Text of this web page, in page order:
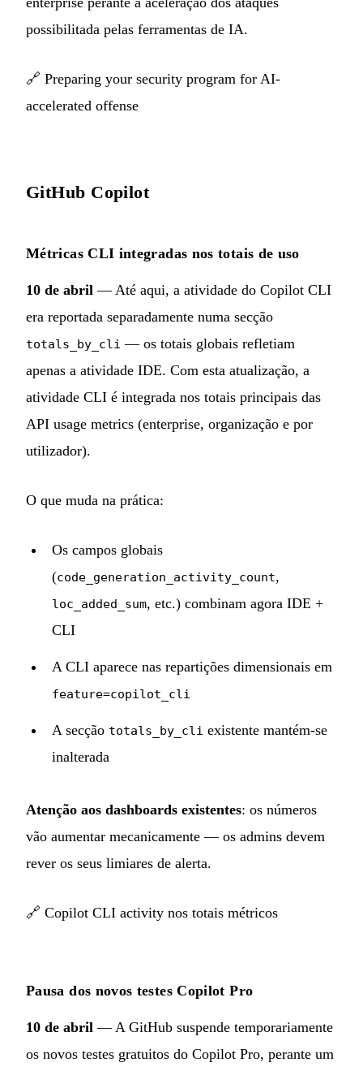
possibilitada pelas ferramentas de IA.
🔗 Preparing your security program for AI-
accelerated offense
GitHub Copilot
Métricas CLI integradas nos totais de uso
10 de abril — Até aqui, a atividade do Copilot CLI
era reportada separadamente numa secção
totals_by_cli — os totais globais refletiam
apenas a atividade IDE. Com esta atualização, a
atividade CLI é integrada nos totais principais das
API usage metrics (enterprise, organização e por
utilizador).
O que muda na prática:
Os campos globais
(code_generation_activity_count,
loc_added_sum, etc.) combinam agora IDE +
CLI
A CLI aparece nas repartições dimensionais em
feature=copilot_cli
A secção totals_by_cli existente mantém-se
inalterada
Atenção aos dashboards existentes: os números
vão aumentar mecanicamente — os admins devem
rever os seus limiares de alerta.
🔗 Copilot CLI activity nos totais métricos
Pausa dos novos testes Copilot Pro
10 de abril — A GitHub suspende temporariamente
os novos testes gratuitos do Copilot Pro, perante um